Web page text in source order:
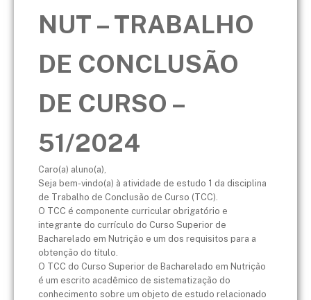
NUT – TRABALHO
DE CONCLUSÃO
DE CURSO –
51/2024
Caro(a) aluno(a),
Seja bem-vindo(a) à atividade de estudo 1 da disciplina
de Trabalho de Conclusão de Curso (TCC).
O TCC é componente curricular obrigatório e
integrante do currículo do Curso Superior de
Bacharelado em Nutrição e um dos requisitos para a
obtenção do título.
O TCC do Curso Superior de Bacharelado em Nutrição
é um escrito acadêmico de sistematização do
conhecimento sobre um objeto de estudo relacionado